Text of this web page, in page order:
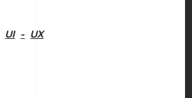
UI UX